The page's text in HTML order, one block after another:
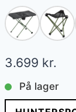
3.699 kr.
På lager